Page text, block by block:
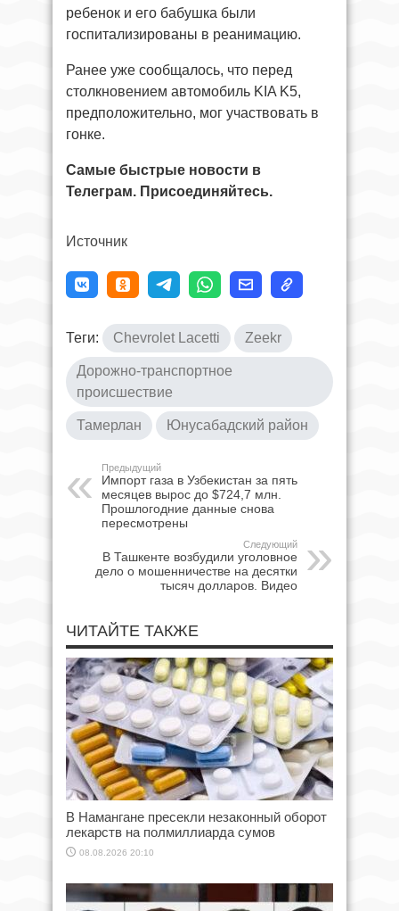
ребенок и его бабушка были
госпитализированы в реанимацию.
Ранее уже сообщалось, что перед
столкновением автомобиль KIA K5,
предположительно, мог участвовать в
гонке.
Самые быстрые новости в
Телеграм. Присоединяйтесь.
Источник
Теги: Chevrolet Lacetti Zeekr
Дорожно-транспортное
происшествие
Тамерлан Юнусабадский район
Предыдущий
Импорт газа в Узбекистан за пять
месяцев вырос до $724,7 млн.
Прошлогодние данные снова
пересмотрены
Следующий
В Ташкенте возбудили уголовное
дело о мошенничестве на десятки
тысяч долларов. Видео
ЧИТАЙТЕ ТАКЖЕ
В Намангане пресекли незаконный оборот
лекарств на полмиллиарда сумов
08.08.2026 20:10